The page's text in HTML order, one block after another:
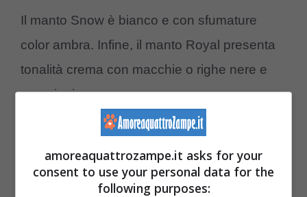
Il manto Snow è bianco e con sfumature
color ambra. Infine, il manto Royal presenta
tonalità crema con macchie o righe nere e
arancioni.
Il pelo dell’Ashera è corto, fitto e setoso;
volendo, lo si potrà rendere ipoallergenico.
amoreaquattrozampe.it asks for your
consent to use your personal data for the
following purposes: